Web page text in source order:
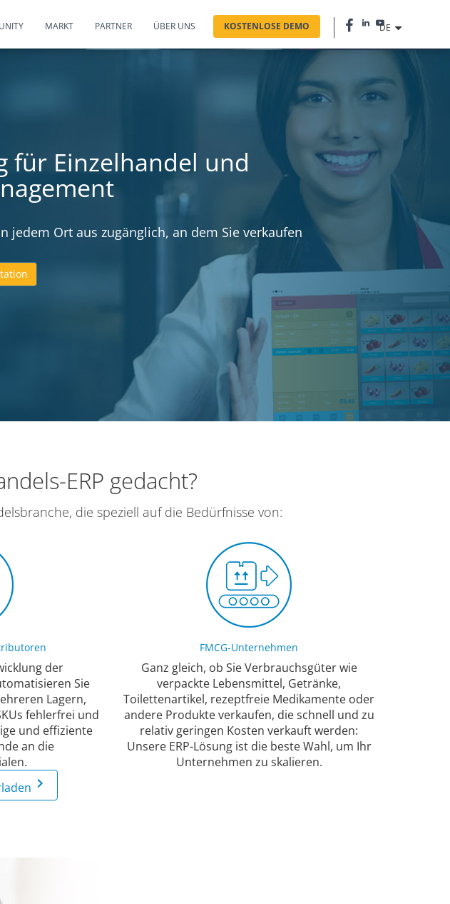
MARKT PARTNER ÜBER UNS KOSTENLOSE DEMO DE
für Einzelhandel und
jedem Ort aus zugänglich, an dem Sie verkaufen
ERP gedacht?
die speziell auf die Bedürfnisse von:
der
Sie
Lagern,
fehlerfrei und
und effiziente
an die
FMCG-Unternehmen
Ganz gleich, ob Sie Verbrauchsgüter wie
verpackte Lebensmittel, Getränke,
Toilettenartikel, rezeptfreie Medikamente oder
andere Produkte verkaufen, die schnell und zu
relativ geringen Kosten verkauft werden:
Unsere ERP-Lösung ist die beste Wahl, um Ihr
Unternehmen zu skalieren.
keyboard_arrow_right